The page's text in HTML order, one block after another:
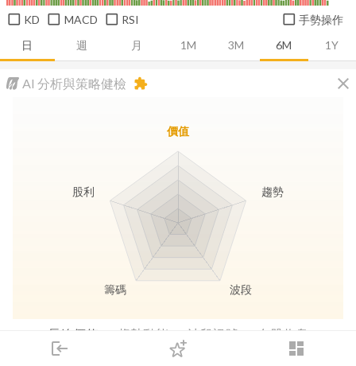
login dashboard
下單
日 週 月 1M 3M 6M 1Y
KD MACD RSI 手勢操作
AI 分析與策略健檢 close
extension
長線價值 趨勢動能 波段訊號 存股收息
價值
趨勢
波段
籌碼
股利